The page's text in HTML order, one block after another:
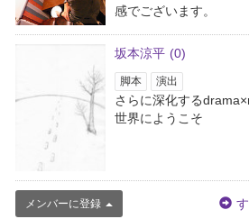
感でございます。
坂本涼平 (0)
脚本 演出
さらに深化する
世界にようこそ
メンバーに登録